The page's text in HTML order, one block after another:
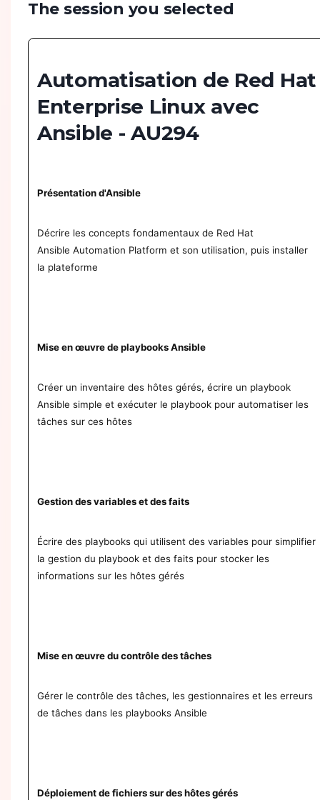
The session you selected
Automatisation de Red Hat
Enterprise Linux avec
Ansible - AU294
Présentation d'Ansible
Décrire les concepts fondamentaux de Red Hat
Ansible Automation Platform et son utilisation, puis installer
la plateforme
Mise en œuvre de playbooks Ansible
Créer un inventaire des hôtes gérés, écrire un playbook
Ansible simple et exécuter le playbook pour automatiser les
tâches sur ces hôtes
Gestion des variables et des faits
Écrire des playbooks qui utilisent des variables pour simplifier
la gestion du playbook et des faits pour stocker les
informations sur les hôtes gérés
Mise en œuvre du contrôle des tâches
Gérer le contrôle des tâches, les gestionnaires et les erreurs
de tâches dans les playbooks Ansible
Déploiement de fichiers sur des hôtes gérés